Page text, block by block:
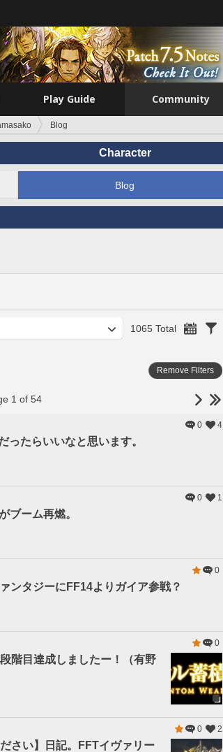
Play Guide Community
Blog
Character
Blog
1065 Total
Remove Filters
1 of 54
0 4
ったらいいなと思います。
0 1
ブーム再燃。
0
ンタジーにFF14よりガイア参戦？
0
階目達成しましたー！（有野
0 2
さい】日記。FFTイヴァリー